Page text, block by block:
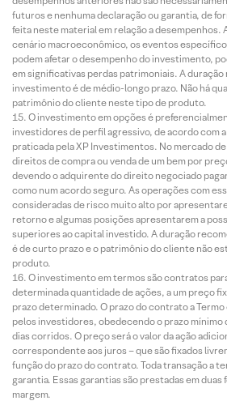
futuros e nenhuma declaração ou garantia, de
feita neste material em relação a desempenhos.
cenário macroeconômico, os eventos
podem afetar o desempenho do investimento,
em significativas perdas patrimoniais. A duração
investimento é de médio-longo prazo. Não há
patrimônio do cliente neste tipo de produto.
O investimento em opções é
investidores de perfil agressivo, de acordo com
praticada pela XP Investimentos. No mercado
direitos de compra ou venda de um bem por
devendo o adquirente do direito negociado
como num acordo seguro. As operações com
consideradas de risco muito alto por
retorno e algumas posições apresentarem a
superiores ao capital investido. A duração
é de curto prazo e o patrimônio do cliente não
produto.
O investimento em termos são contratos
determinada quantidade de ações, a um preço
prazo determinado. O prazo do contrato a
pelos investidores, obedecendo o prazo mínimo
dias corridos. O preço será o valor da ação
correspondente aos juros – que são fixados
função do prazo do contrato. Toda transação a
garantia. Essas garantias são prestadas em
margem.